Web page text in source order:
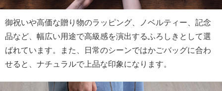
御祝いや高価な贈り物のラッピング、ノベルティー、記念
品など、幅広い用途で高級感を演出するふろしきとして選
ばれています。また、日常のシーンではかごバッグに合わ
せると、ナチュラルで上品な印象になります。